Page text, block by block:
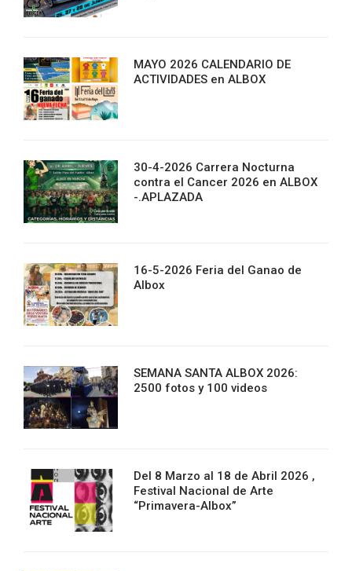
MAYO 2026 CALENDARIO DE
ACTIVIDADES en ALBOX
30-4-2026 Carrera Nocturna
contra el Cancer 2026 en ALBOX
-.APLAZADA
16-5-2026 Feria del Ganao de
Albox
SEMANA SANTA ALBOX 2026:
2500 fotos y 100 videos
Del 8 Marzo al 18 de Abril 2026 ,
Festival Nacional de Arte
“Primavera-Albox”